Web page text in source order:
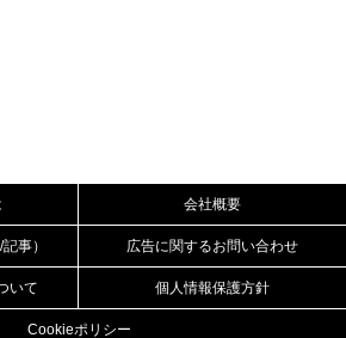
会社概要
事） 広告に関するお問い合わせ
いて 個人情報保護方針
Cookieポリシー